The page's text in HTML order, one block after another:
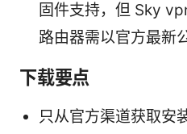
固件支持，但 Sky
路由器需以官方最新
下载要点
只从官方渠道获取安